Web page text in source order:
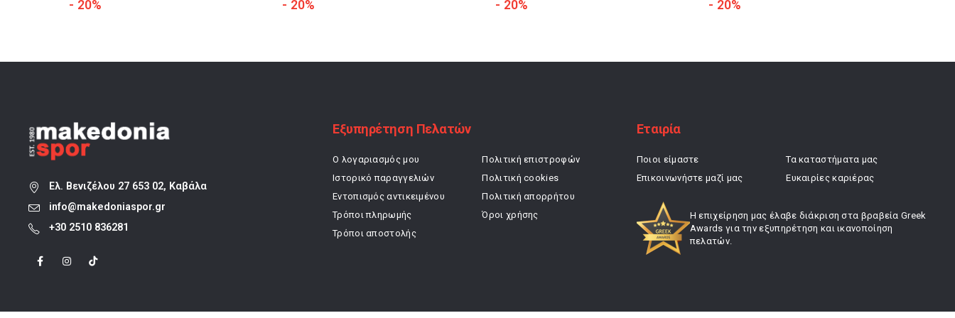
- 20% - 20% - 20% - 20%
Ελ. Βενιζέλου 27 653 02, Καβάλα
info@makedoniaspor.gr
+30 2510 836281
Εξυπηρέτηση Πελατών
Ο λογαριασμός μου
Ιστορικό παραγγελιών
Εντοπισμός αντικειμένου
Τρόποι πληρωμής
Τρόποι αποστολής
Πολιτική επιστροφών
Πολιτική cookies
Πολιτική απορρήτου
Όροι χρήσης
Εταιρία
Ποιοι είμαστε
Επικοινωνήστε μαζί μας
Τα καταστήματα μας
Ευκαιρίες καριέρας
Η επιχείρηση μας έλαβε διάκριση στα βραβεία Greek
Awards για την εξυπηρέτηση και ικανοποίηση
πελατών.